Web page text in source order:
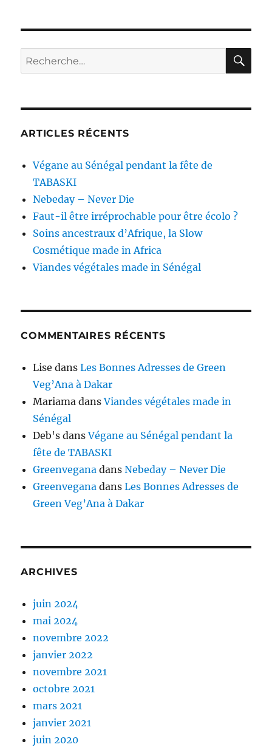
Recherche
pour :
ARTICLES RÉCENTS
Végane au Sénégal pendant la fête de
TABASKI
Nebeday – Never Die
Faut-il être irréprochable pour être écolo ?
Soins ancestraux d’Afrique, la Slow
Cosmétique made in Africa
Viandes végétales made in Sénégal
COMMENTAIRES RÉCENTS
Lise dansLes Bonnes Adresses de Green
Veg’Ana à Dakar
Mariama dansViandes végétales made in
Sénégal
Deb's dansVégane au Sénégal pendant la
fête de TABASKI
Greenvegana dansNebeday – Never Die
Greenvegana dansLes Bonnes Adresses de
Green Veg’Ana à Dakar
ARCHIVES
juin 2024
mai 2024
novembre 2022
janvier 2022
novembre 2021
octobre 2021
mars 2021
janvier 2021
juin 2020